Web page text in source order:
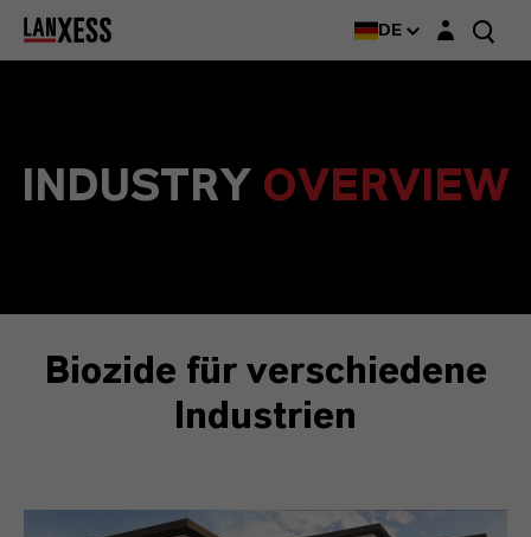
DE Login-Maske
INDUSTRY OVERVIEW
Biozide für verschiedene
Industrien